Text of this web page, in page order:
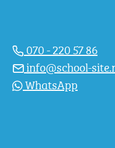
070 - 220 57 86
info@school-
WhatsApp